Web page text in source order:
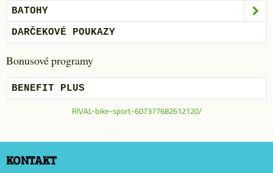
BATOHY
DARČEKOVÉ POUKAZY
Bonusové programy
BENEFIT PLUS
RIVAL-bike-sport-607377682612120/
KONTAKT